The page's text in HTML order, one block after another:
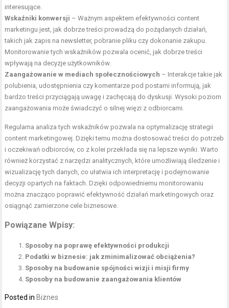
interesujące.
Wskaźniki konwersji – Ważnym aspektem efektywności content
marketingu jest, jak dobrze treści prowadzą do pożądanych działań,
takich jak zapis na newsletter, pobranie pliku czy dokonanie zakupu.
Monitorowanie tych wskaźników pozwala ocenić, jak dobrze treści
wpływają na decyzje użytkowników.
Zaangażowanie w mediach społecznościowych – Interakcje takie jak
polubienia, udostępnienia czy komentarze pod postami informują, jak
bardzo treści przyciągają uwagę i zachęcają do dyskusji. Wysoki poziom
zaangażowania może świadczyć o silnej więzi z odbiorcami.
Regularna analiza tych wskaźników pozwala na optymalizację strategii
content marketingowej. Dzięki temu można dostosować treści do potrzeb
i oczekiwań odbiorców, co z kolei przekłada się na lepsze wyniki. Warto
również korzystać z narzędzi analitycznych, które umożliwiają śledzenie i
wizualizację tych danych, co ułatwia ich interpretację i podejmowanie
decyzji opartych na faktach. Dzięki odpowiedniemu monitorowaniu
można znacząco poprawić efektywność działań marketingowych oraz
osiągnąć zamierzone cele biznesowe.
Powiązane Wpisy:
Sposoby na poprawę efektywności produkcji
Podatki w biznesie: jak zminimalizować obciążenia?
Sposoby na budowanie spójności wizji i misji firmy
Sposoby na budowanie zaangażowania klientów
Posted in Biznes